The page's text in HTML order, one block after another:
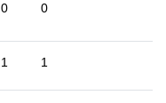
0 0
1 1